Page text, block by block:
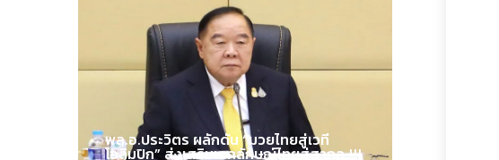
พล.อ.ประวิตร ผลักดัน “มวยไทยสู่เวที
โอลิมปิก” ส่งเสริมเอกลักษณ์ไทยสู่สากล !!!